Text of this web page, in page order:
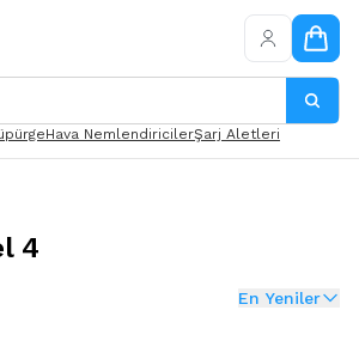
Hava NemlendiricilerŞarj Aletleri
4
En Yeniler